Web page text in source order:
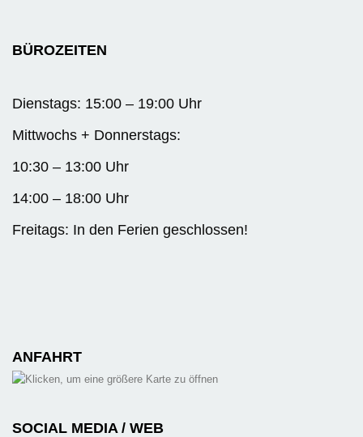
BÜROZEITEN
Dienstags: 15:00 – 19:00 Uhr
Mittwochs + Donnerstags:
10:30 – 13:00 Uhr
14:00 – 18:00 Uhr
Freitags: In den Ferien geschlossen!
ANFAHRT
SOCIAL MEDIA / WEB